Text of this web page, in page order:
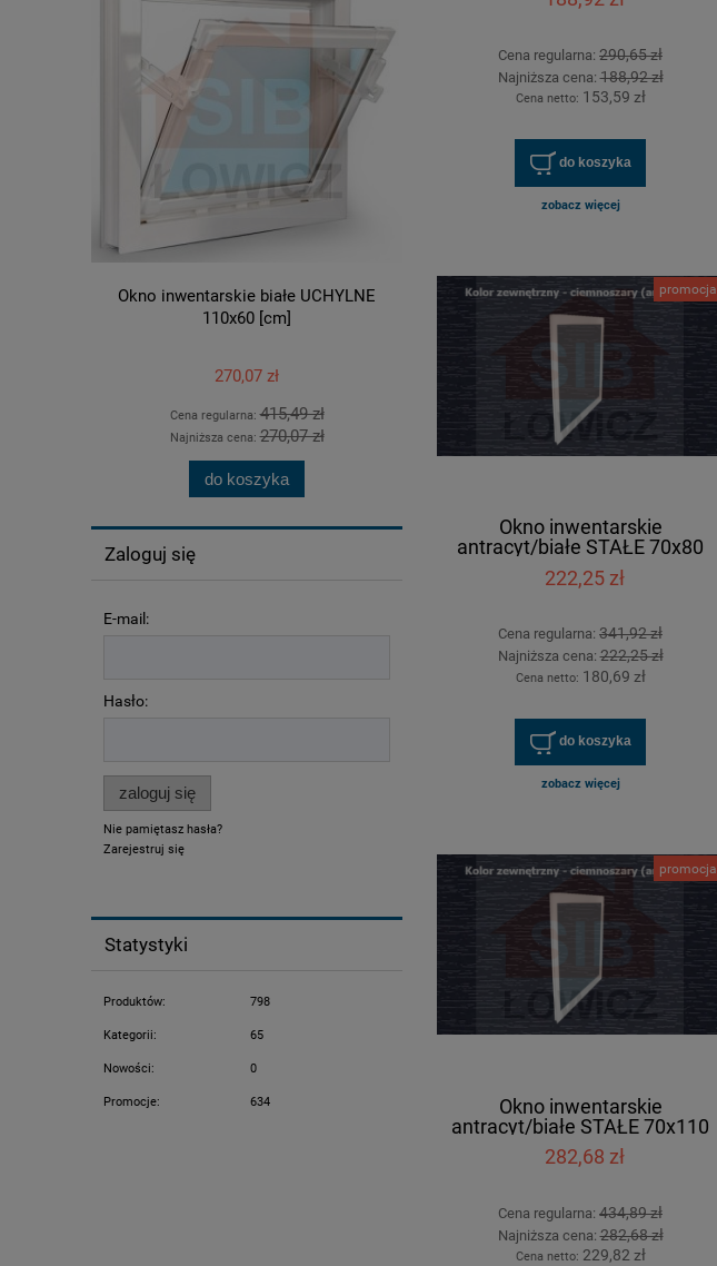
Okno inwentarskie białe UCHYLNE
110x60 [cm]
270,07 zł
Cena regularna:415,49 zł
Najniższa cena:270,07 zł
do koszyka
Okno inwentarskie białe UCHYLNE 90x40
[cm]
235,01 zł
Cena regularna: 361,55 zł
Najniższa cena:235,01 zł
Zaloguj się
E-mail:
Hasło:
zaloguj się
Nie pamiętasz hasła?
Zarejestruj się
Statystyki
Produktów: 798
Kategorii: 65
Nowości: 0
Promocje: 634
Cena regularna: 290,65 zł
Najniższa cena:188,92 zł
Cena netto: 153,59 zł
do koszyka
zobacz więcej
Okno inwentarskie
antracyt/białe STAŁE 70x80
[cm]
222,25 zł
Cena regularna: 341,92 zł
Najniższa cena:222,25 zł
Cena netto: 180,69 zł
do koszyka
zobacz więcej
promocja
Okno inwentarskie
antracyt/białe STAŁE 70x110
[cm]
282,68 zł
Cena regularna: 434,89 zł
Najniższa cena:282,68 zł
Cena netto: 229,82 zł
promocja